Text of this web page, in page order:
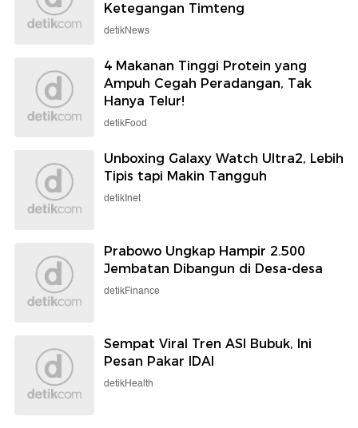
Ketegangan Timteng
detikNews
4 Makanan Tinggi Protein yang
Ampuh Cegah Peradangan, Tak
Hanya Telur!
detikFood
Unboxing Galaxy Watch Ultra2, Lebih
Tipis tapi Makin Tangguh
detikInet
Prabowo Ungkap Hampir 2.500
Jembatan Dibangun di Desa-desa
detikFinance
Sempat Viral Tren ASI Bubuk, Ini
Pesan Pakar IDAI
detikHealth